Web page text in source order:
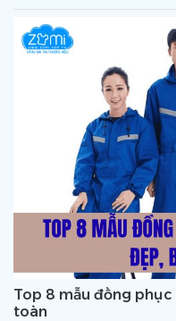
Top 8 mẫu đồng phục
toàn